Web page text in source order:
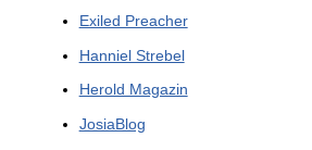
Exiled Preacher
Hanniel Strebel
Herold Magazin
JosiaBlog